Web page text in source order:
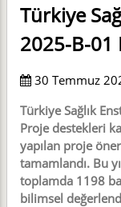
Türkiye
2025-B-01
30 Temmuz
Türkiye Sağlık
Proje destekleri
yapılan proje
tamamlandı. Bu
toplamda 1198
bilimsel